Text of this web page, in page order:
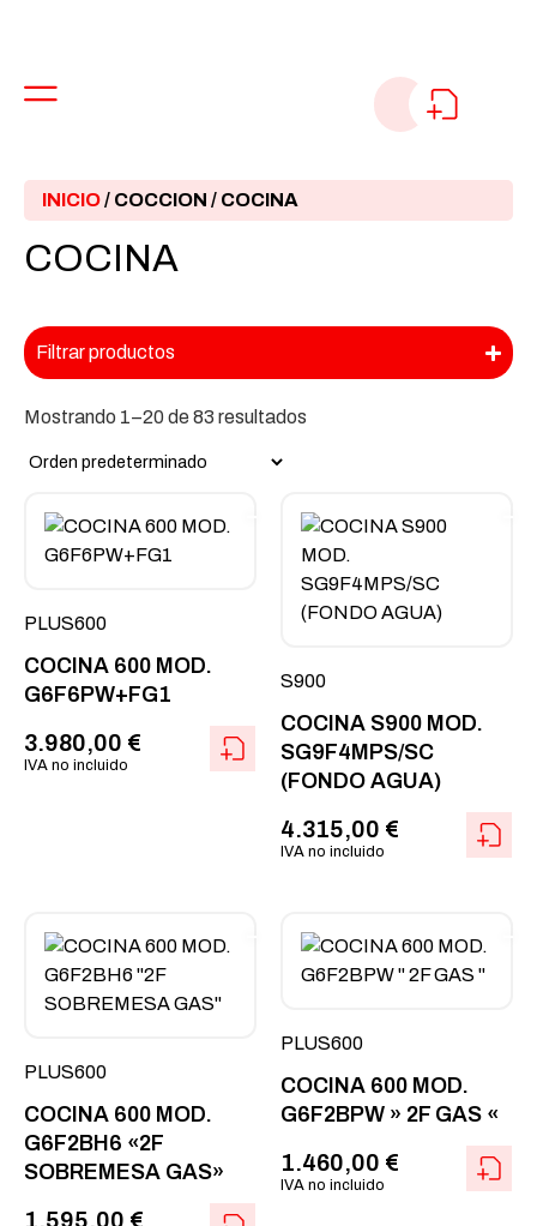
INICIO/ COCCION / COCINA
COCINA
Filtrar productos
Mostrando 1–20 de 83 resultados
PLUS600
COCINA 600 MOD.
G6F6PW+FG1
3.980,00 €
IVA no incluido
S900
COCINA S900 MOD.
SG9F4MPS/SC
(FONDO AGUA)
4.315,00 €
IVA no incluido
PLUS600
COCINA 600 MOD.
G6F2BH6 «2F
SOBREMESA GAS»
1.595,00 €
PLUS600
COCINA 600 MOD.
G6F2BPW » 2F GAS «
1.460,00 €
IVA no incluido